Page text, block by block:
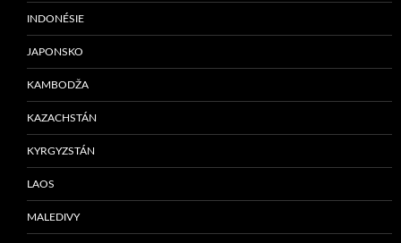
INDONÉSIE
JAPONSKO
KAMBODŽA
KAZACHSTÁN
KYRGYZSTÁN
LAOS
MALEDIVY